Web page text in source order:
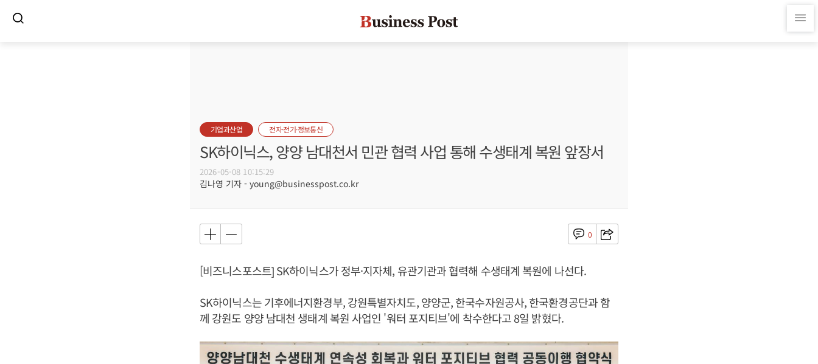
기업과산업 전자·전기·정보통신
SK하이닉스, 양양 남대천서 민관 협력 사업 통해 수생태계 복원 앞장서
2026-05-08 10:15:29
김나영 기자 - young@businesspost.co.kr
0
[비즈니스포스트] SK하이닉스가 정부·지자체, 유관기관과 협력해 수생태계 복원에 나선다.
SK하이닉스는 기후에너지환경부, 강원특별자치도, 양양군, 한국수자원공사, 한국환경공단과 함
께 강원도 양양 남대천 생태계 복원 사업인 '워터 포지티브'에 착수한다고 8일 밝혔다.